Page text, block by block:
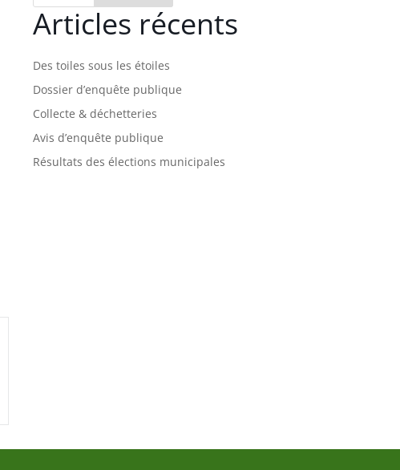
Articles récents
Des toiles sous les étoiles
Dossier d’enquête publique
Collecte & déchetteries
Avis d’enquête publique
Résultats des élections municipales